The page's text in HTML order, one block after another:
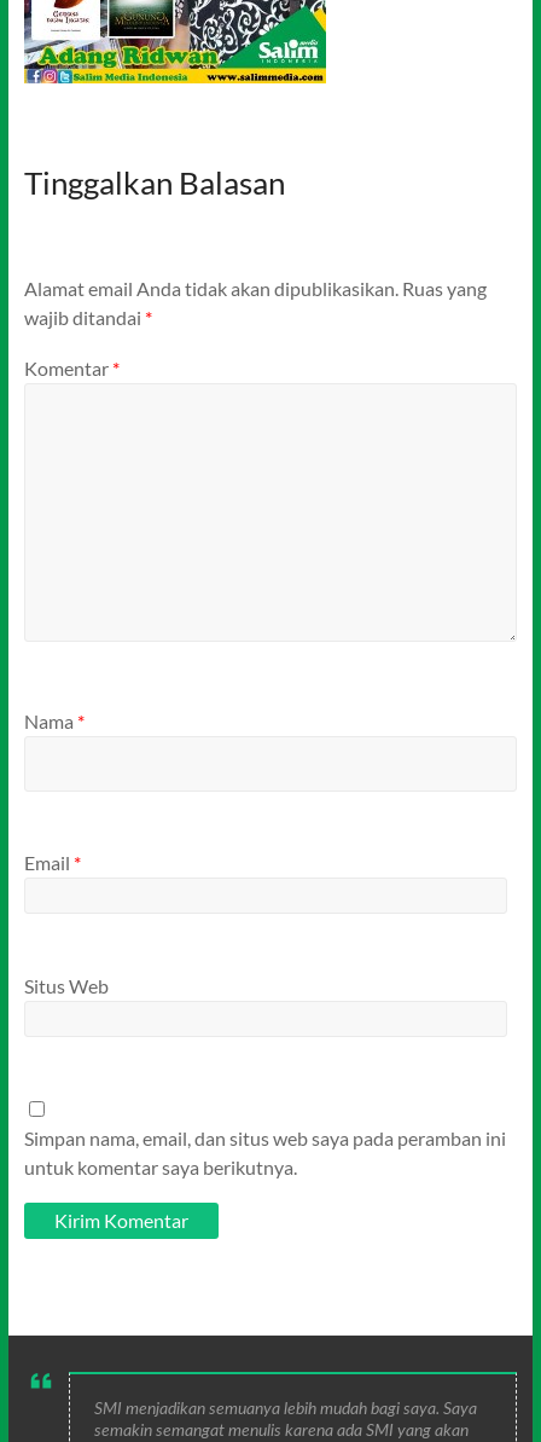
Tinggalkan Balasan
Alamat email Anda tidak akan dipublikasikan. Ruas yang
wajib ditandai *
Komentar *
Nama *
Email *
Situs Web
Simpan nama, email, dan situs web saya pada peramban ini
untuk komentar saya berikutnya.
SMI menjadikan semuanya lebih mudah bagi saya. Saya
semakin semangat menulis karena ada SMI yang akan